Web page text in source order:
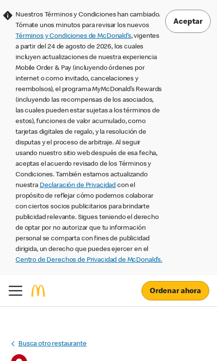
Nuestros Términos y Condiciones han cambiado.
Tómate unos minutos para revisar los nuevos
Términos y Condiciones de McDonald’s, vigentes
a partir del 24 de agosto de 2026, los cuales
incluyen actualizaciones de nuestra experiencia
Mobile Order & Pay (incluyendo órdenes por
internet o como invitado, cancelaciones y
reembolsos), el programa MyMcDonald’s Rewards
(incluyendo las recompensas de los asociados,
las cuales pueden estar sujetas a los términos de
estos), funciones de valor acumulado, como
tarjetas digitales de regalo, y la resolución de
disputas y el proceso de arbitraje. Al seguir
usando nuestro sitio web después de esa fecha,
aceptas el acuerdo revisado de los Términos y
Condiciones. También estamos actualizando
nuestra Declaración de Privacidad con el
propósito de reflejar cómo podemos colaborar
con ciertos socios publicitarios para brindarte
publicidad relevante. Sigues teniendo el derecho
de optar por no autorizar que tu información
personal se comparta con fines de publicidad
dirigida, un derecho que puedes ejercer en el
Centro de Derechos de Privacidad de McDonald’s.
Aceptar
Ordenar ahora
Busca otro restaurante